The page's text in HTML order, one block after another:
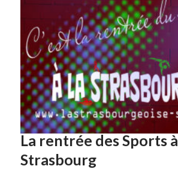
La rentrée des Sports à
Strasbourg